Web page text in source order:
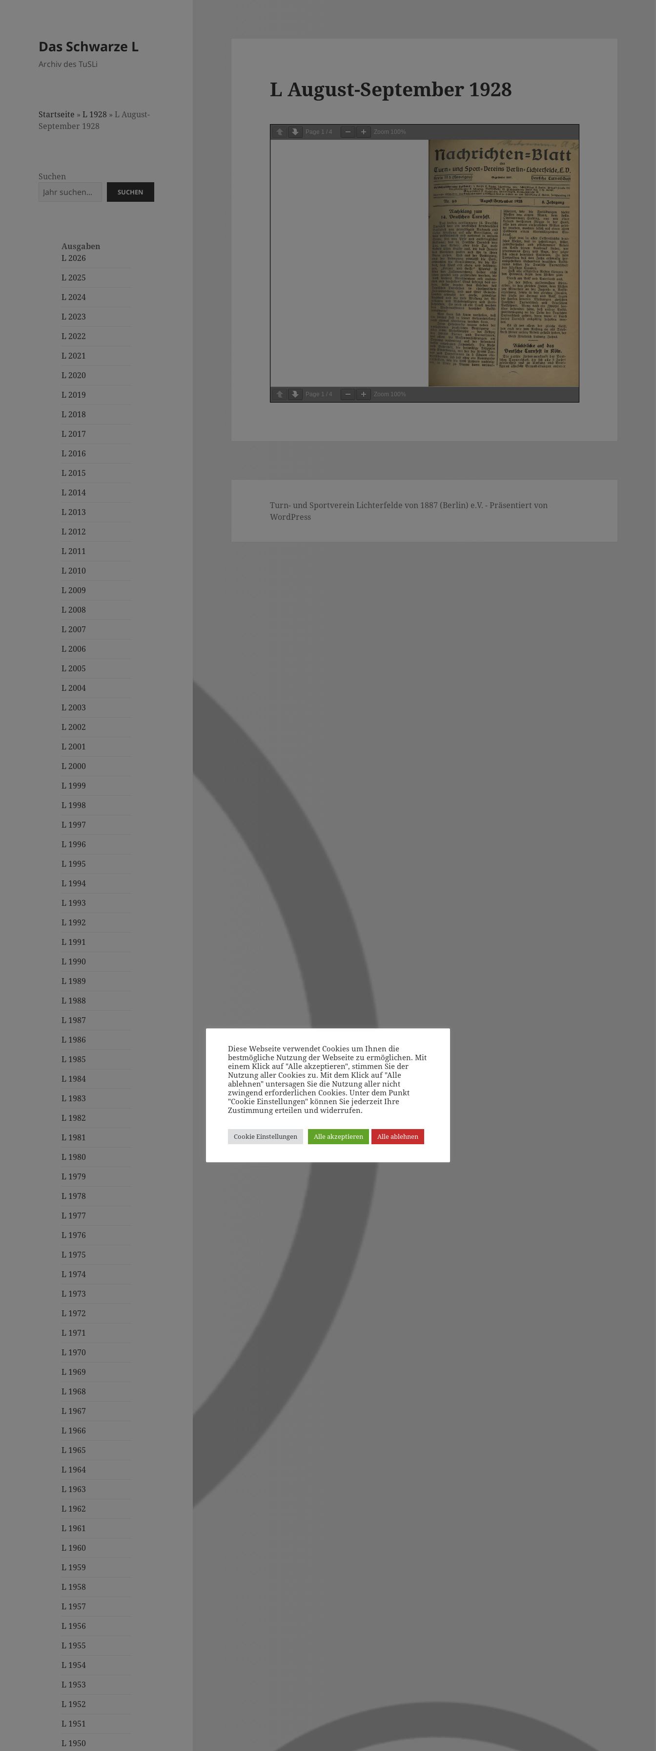
Das Schwarze L
Archiv des TuSLi
Startseite »L 1928 » L August-
September 1928
Suchen
SUCHEN
Ausgaben
L 2026
L 2025
L 2024
L 2023
L 2022
L 2021
L 2020
L 2019
L 2018
L 2017
L 2016
L 2015
L 2014
L 2013
L 2012
L 2011
L 2010
L 2009
L 2008
L 2007
L 2006
L 2005
L 2004
L 2003
L 2002
L 2001
L 2000
L 1999
L 1998
L 1997
L 1996
L 1995
L 1994
L 1993
L 1992
L 1991
L 1990
L 1989
L 1988
L 1987
L 1986
L 1985
L 1984
L 1983
L 1982
L 1981
L 1980
L 1979
L 1978
L 1977
L 1976
L 1975
L 1974
L 1973
L 1972
L 1971
L 1970
L 1969
L 1968
L 1967
L 1966
L 1965
L 1964
L 1963
L 1962
L 1961
L 1960
L 1959
L 1958
L 1957
L 1956
L 1955
L 1954
L 1953
L 1952
L 1951
L 1950
L August-September 1928
Page 1 /4 Zoom 100%
Page 1 /4 Zoom 100%
Turn- und Sportverein Lichterfelde von 1887 (Berlin) e.V. - Präsentiert von
WordPress
Diese Webseite verwendet Cookies um Ihnen die
bestmögliche Nutzung der Webseite zu ermöglichen. Mit
einem Klick auf "Alle akzeptieren", stimmen Sie der
Nutzung aller Cookies zu. Mit dem Klick auf "Alle
ablehnen" untersagen Sie die Nutzung aller nicht
zwingend erforderlichen Cookies. Unter dem Punkt
"Cookie Einstellungen" können Sie jederzeit Ihre
Zustimmung erteilen und widerrufen.
Cookie Einstellungen Alle akzeptieren Alle ablehnen